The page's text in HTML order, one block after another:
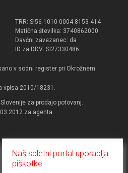
TRR: SI56 1010 0004 8153 414
Matična številka: 3740862000
Davčni zavezanec: da
ID za DDV: SI27330486
v sodni register pri Okrožnem
vpisa 2010/18231.
za prodajo potovanj.
za agenta.
Naš spletni portal uporablja
piškotke